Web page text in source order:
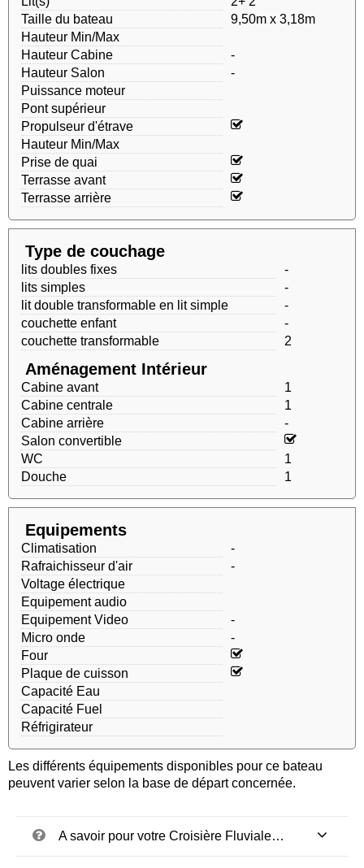
Taille du bateau
9,50m x 3,18m
Hauteur Min/Max
Hauteur Cabine
-
Hauteur Salon
-
Puissance moteur
Pont supérieur
Propulseur d'étrave
Hauteur Min/Max
Prise de quai
Terrasse avant
Terrasse arrière
Type de couchage
lits doubles fixes
-
lits simples
-
lit double transformable en lit simple
-
couchette enfant
-
couchette transformable
2
Aménagement Intérieur
Cabine avant
1
Cabine centrale
1
Cabine arrière
-
Salon convertible
WC
1
Douche
1
Equipements
Climatisation
-
Rafraichisseur d'air
-
Voltage électrique
Equipement audio
Equipement Video
-
Micro onde
-
Four
Plaque de cuisson
Capacité Eau
Capacité Fuel
Réfrigirateur
Les différents équipements disponibles pour ce bateau
peuvent varier selon la base de départ concernée.
A savoir pour votre Croisière Fluviale…